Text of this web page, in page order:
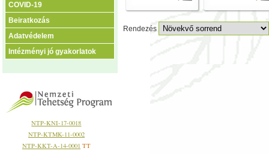
COVID-19
Beiratkozás
Adatvédelem
Intézményi jó gyakorlatok
NTP-KNI-17-0018
NTP-KTMK-11-0002
NTP-KKT-A-14-0001 TT
Rendezés